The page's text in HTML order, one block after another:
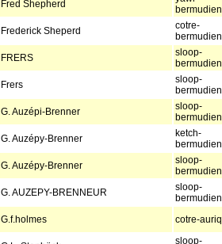
Fred Shepherd
bermudien
Frederick Sheperd
cotre-
bermudien
FRERS
sloop-
bermudien
Frers
sloop-
bermudien
G. Auzépi-Brenner
sloop-
bermudien
G. Auzépy-Brenner
ketch-
bermudien
G. Auzépy-Brenner
sloop-
bermudien
G. AUZEPY-BRENNEUR
sloop-
bermudien
G.f.holmes cotre-
sloop-